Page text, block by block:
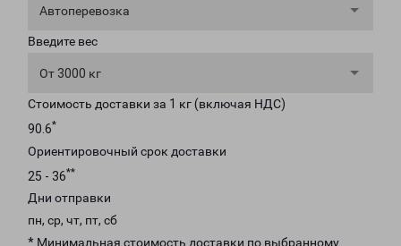
Автоперевозка
Введите вес
От 3000 кг
Стоимость доставки за 1 кг (включая НДС)
90.6*
Ориентировочный срок доставки
25 - 36**
Дни отправки
пн, ср, чт, пт, сб
* Минимальная стоимость доставки по выбранному